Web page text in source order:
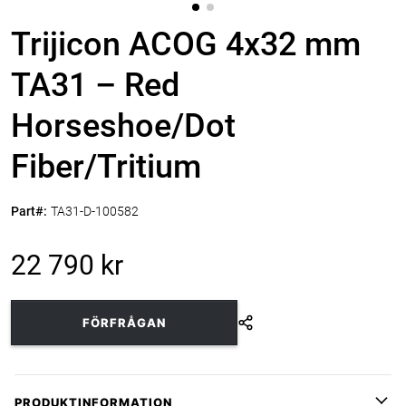
Trijicon ACOG 4x32 mm
TA31 – Red
Horseshoe/Dot
Fiber/Tritium
Part#: TA31-D-100582
22 790 kr
FÖRFRÅGAN
PRODUKTINFORMATION